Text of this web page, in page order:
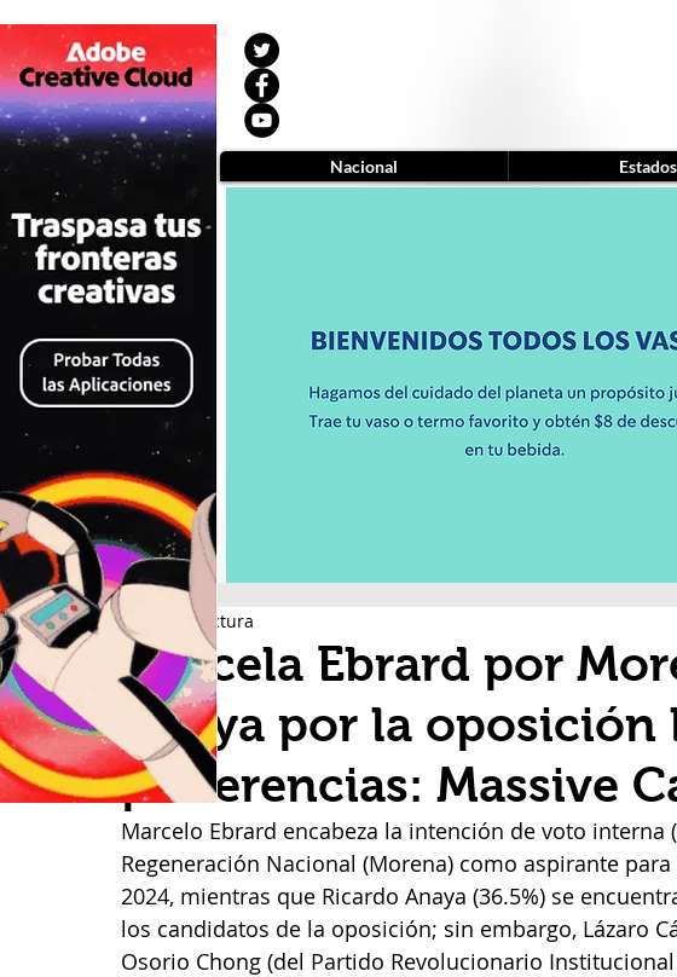
Marcela Ebrard por
Anaya por la oposición
preferencias: Massive
1 min de lectura
Marcelo Ebrard encabeza la intención de voto interna
Regeneración Nacional (Morena) como aspirante
2024, mientras que Ricardo Anaya (36.5%) se
los candidatos de la oposición; sin embargo, Lázaro
Osorio Chong (del Partido Revolucionario
Nacional Estados